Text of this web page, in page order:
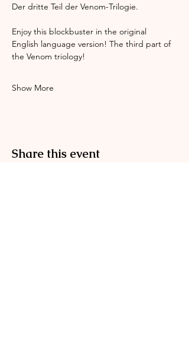
Der dritte Teil der Venom-Trilogie.
Enjoy this blockbuster in the original
English language version! The third part of
the Venom triology!
Show More
Share this event